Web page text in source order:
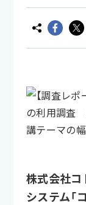
株式会社
システム「